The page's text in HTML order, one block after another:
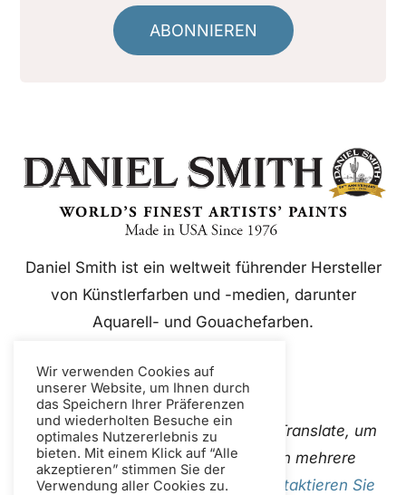
ABONNIEREN
Daniel Smith ist ein weltweit führender Hersteller
von Künstlerfarben und -medien, darunter
Aquarell- und Gouachefarben.
Diese Website verwendet Google Translate, um
Inhalte sofort und automatisch in mehrere
Sprachen zu übersetzen. Bitte
Kontaktieren Sie
Wir verwenden Cookies auf
unserer Website, um Ihnen durch
das Speichern Ihrer Präferenzen
und wiederholten Besuche ein
optimales Nutzererlebnis zu
bieten. Mit einem Klick auf “Alle
akzeptieren” stimmen Sie der
Verwendung aller Cookies zu.